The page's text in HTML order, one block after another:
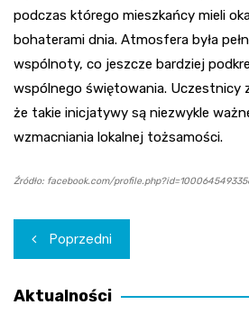
podczas którego mieszkańcy mieli
bohaterami dnia. Atmosfera była
wspólnoty, co jeszcze bardziej
wspólnego świętowania. Uczestnicy
że takie inicjatywy są niezwykle
wzmacniania lokalnej tożsamości.
Źródło: facebook.com/
Nawigacja
wpisu
Poprzedni
Aktualności